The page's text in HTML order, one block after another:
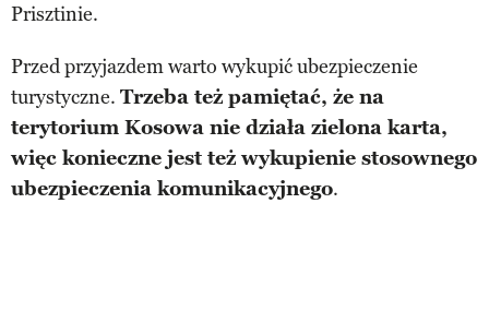
Prisztinie.
Przed przyjazdem warto wykupić ubezpieczenie
turystyczne. Trzeba też pamiętać, że na
terytorium Kosowa nie działa zielona karta,
więc konieczne jest też wykupienie stosownego
ubezpieczenia komunikacyjnego.